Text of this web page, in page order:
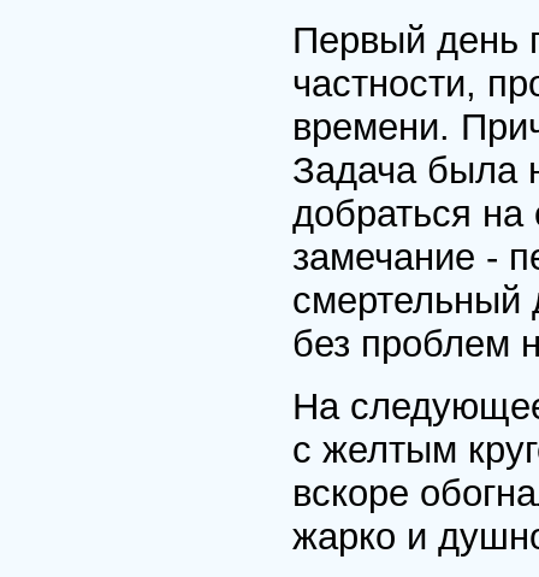
Первый день
частности,
времени.
Задача была
добраться
замечание -
смертельный
без проблем
На
с желтым
вскоре
жарко и